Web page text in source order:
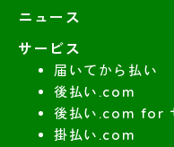
ニュース
サービス
届いてから払い
後払い.com
後払い.com for
掛払い.com